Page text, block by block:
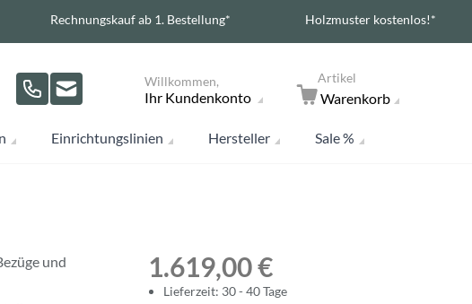
Rechnungskauf ab 1. Bestellung* Holzmuster kostenlos!*
Willkommen,
Ihr Kundenkonto
Artikel
Warenkorb
Einrichtungslinien Hersteller Sale %
und
1.619,00 €
Lieferzeit: 30 - 40 Tage